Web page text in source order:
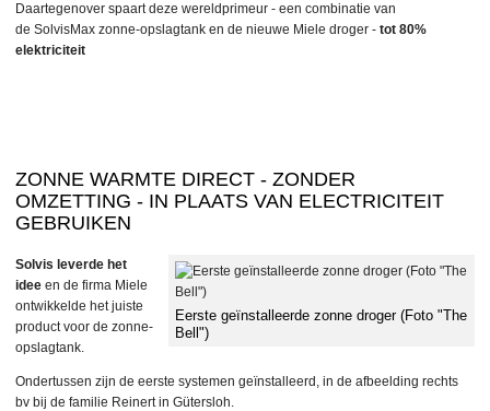
Daartegenover spaart deze wereldprimeur - een combinatie van
de SolvisMax zonne-opslagtank en de nieuwe Miele droger -tot 80%
elektriciteit
ZONNE WARMTE DIRECT - ZONDER
OMZETTING - IN PLAATS VAN ELECTRICITEIT
GEBRUIKEN
Eerste geïnstalleerde zonne droger (Foto "The
Bell")
Solvis leverde het
idee en de firma Miele
ontwikkelde het juiste
product voor de zonne-
opslagtank.
Ondertussen zijn de eerste systemen geïnstalleerd, in de afbeelding rechts
bv bij de familie Reinert in Gütersloh.